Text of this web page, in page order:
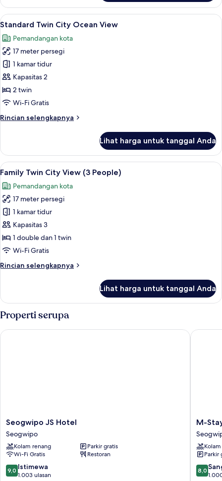
Kamar
Double
Standar,
kota
Lihat
semua
foto
untuk
Standard
Twin
City
Ocean
Standard Twin City Ocean View |
12
Standard Twin City Ocean View
Pemandangan kota
17 meter persegi
1 kamar tidur
Kapasitas 2
2 twin
Wi-Fi Gratis
Rincian selengkapnya
Rincian
Standard
Twin
City
Ocean
View
Lihat harga untuk tanggal Anda
Lihat
semua
foto
untuk
Family
Twin
City
View
People)
Family Twin City View (3 People) |
15
Family Twin City View (3 People)
Pemandangan kota
17 meter persegi
1 kamar tidur
Kapasitas 3
1 double dan 1 twin
Wi-Fi Gratis
Rincian selengkapnya
Rincian
Family
Twin
City
View
(3
Lihat harga untuk tanggal Anda
Properti serupa
Seogwipo
JS
Hotel
Seogwipo
Seogwipo JS Hotel
Seogwipo
Kolam renang
Parkir gratis
Wi-Fi Gratis
Restoran
9.0
dari
9,0 Istimewa
1.003 ulasan
Seogwipo JS Hotel
M-
Stay
Hotel
Jeju
M-
Parkir
8.0
dari
8,0
M-Stay